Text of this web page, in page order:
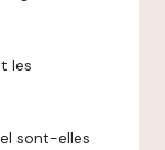
les
sont-elles